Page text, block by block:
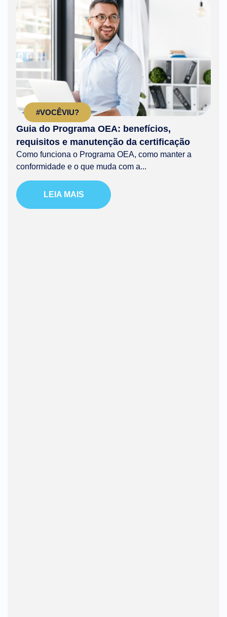
#VOCÊVIU?
Guia do Programa OEA: benefícios,
requisitos e manutenção da certificação
Como funciona o Programa OEA, como manter a
conformidade e o que muda com a...
LEIA MAIS